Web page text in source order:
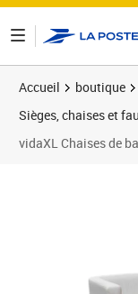
Accueil boutique
Sièges, chaises et
vidaXL Chaises de